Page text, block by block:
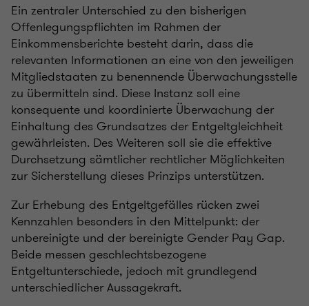
Ein zentraler Unterschied zu den bisherigen
Offenlegungspflichten im Rahmen der
Einkommensberichte besteht darin, dass die
relevanten Informationen an eine von den jeweiligen
Mitgliedstaaten zu benennende Überwachungsstelle
zu übermitteln sind. Diese Instanz soll eine
konsequente und koordinierte Überwachung der
Einhaltung des Grundsatzes der Entgeltgleichheit
gewährleisten. Des Weiteren soll sie die effektive
Durchsetzung sämtlicher rechtlicher Möglichkeiten
zur Sicherstellung dieses Prinzips unterstützen.
Zur Erhebung des Entgeltgefälles rücken zwei
Kennzahlen besonders in den Mittelpunkt: der
unbereinigte und der bereinigte Gender Pay Gap.
Beide messen geschlechtsbezogene
Entgeltunterschiede, jedoch mit grundlegend
unterschiedlicher Aussagekraft.